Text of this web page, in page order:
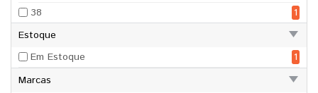
38
1
Estoque
Em Estoque
1
Marcas